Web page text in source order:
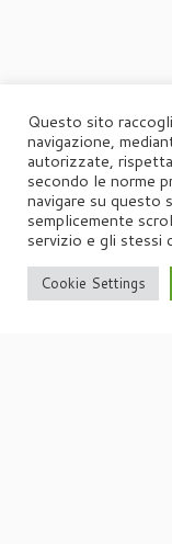
·© 2026Agorà·
Questo sito
navigazione,
autorizzate,
secondo le norme
navigare su questo
semplicemente
servizio e gli stessi
Cookie Settings